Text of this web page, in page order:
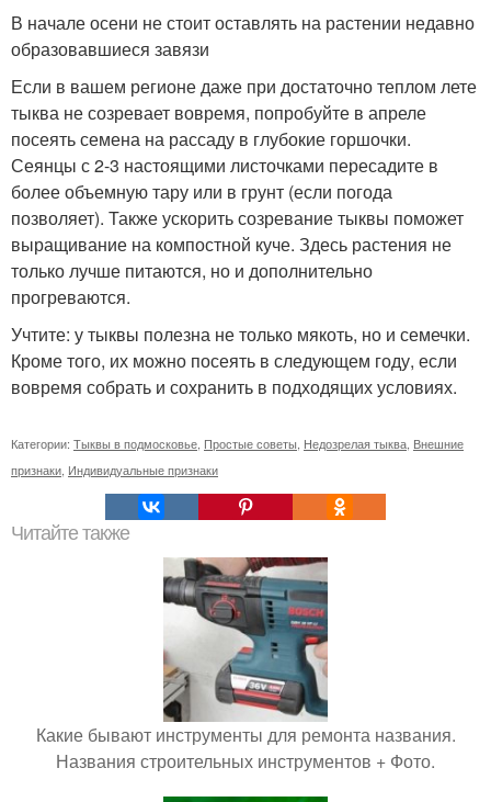
В начале осени не стоит оставлять на растении недавно
образовавшиеся завязи
Если в вашем регионе даже при достаточно теплом лете
тыква не созревает вовремя, попробуйте в апреле
посеять семена на рассаду в глубокие горшочки.
Сеянцы с 2-3 настоящими листочками пересадите в
более объемную тару или в грунт (если погода
позволяет). Также ускорить созревание тыквы поможет
выращивание на компостной куче. Здесь растения не
только лучше питаются, но и дополнительно
прогреваются.
Учтите: у тыквы полезна не только мякоть, но и семечки.
Кроме того, их можно посеять в следующем году, если
вовремя собрать и сохранить в подходящих условиях.
Категории: Тыквы в подмосковье, Простые советы, Недозрелая тыква, Внешние
признаки, Индивидуальные признаки
Читайте также
Какие бывают инструменты для ремонта названия.
Названия строительных инструментов + Фото.